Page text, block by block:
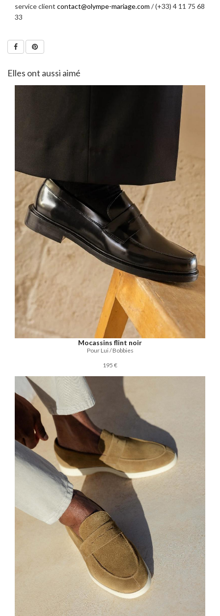
service client contact@olympe-mariage.com / (+33) 4 11 75 68
33
Elles ont aussi aimé
Mocassins flint noir
Pour Lui / Bobbies
195 €